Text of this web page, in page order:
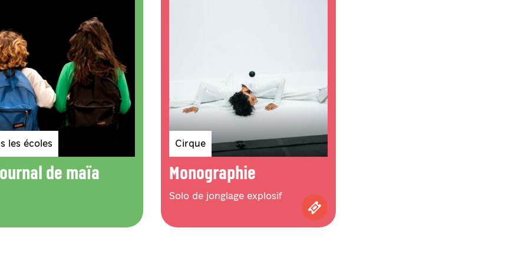
pour le spectacle N degrés de liberté
de maïa
les écoles
Spectacles
Monographie
Genres
Cirque
Solo de jonglage explosif
Achetez vos places pour le spectacle